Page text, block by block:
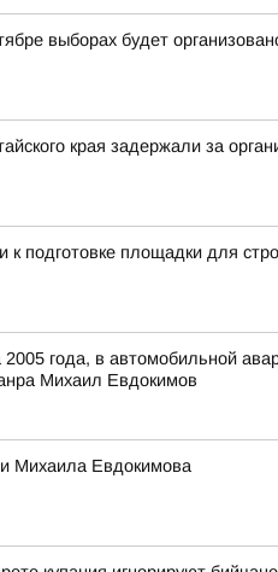
выборах будет
края задержали за
к подготовке площадки для
2005 года, в автомобильной
Михаил Евдокимов
Михаила Евдокимова